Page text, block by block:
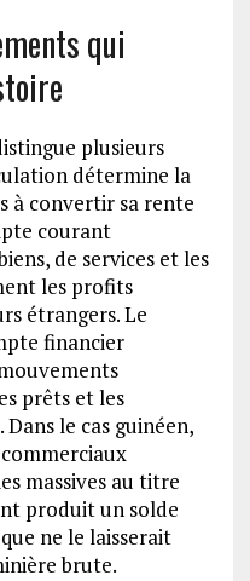
qui
plusieurs
détermine la
à convertir sa rente
courant
de services et les
les profits
étrangers. Le
financier
prêts et les
le cas guinéen,
massives au titre
produit un solde
ne le laisserait
brute.